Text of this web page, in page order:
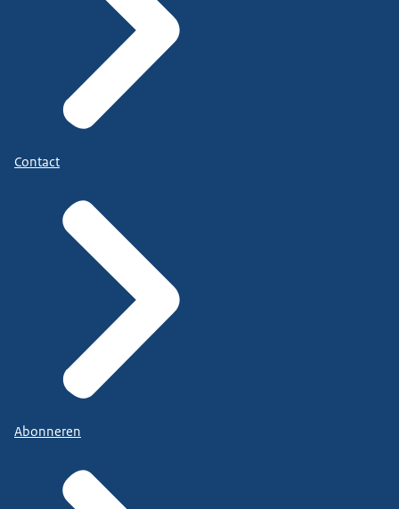
Contact
Abonneren